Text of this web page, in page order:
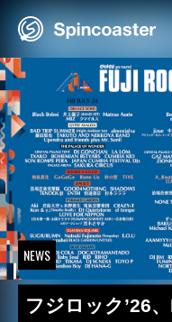
Skip
NEWS
フジロック’26